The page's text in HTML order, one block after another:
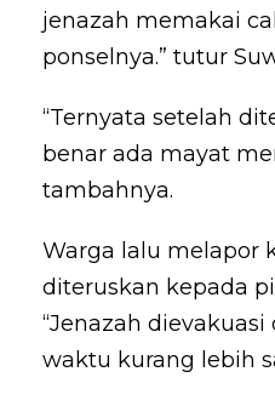
jenazah memakai
ponselnya.” tutur
“Ternyata setelah
benar ada mayat
tambahnya.
Warga lalu melapor
diteruskan kepada
“Jenazah
waktu kurang lebih